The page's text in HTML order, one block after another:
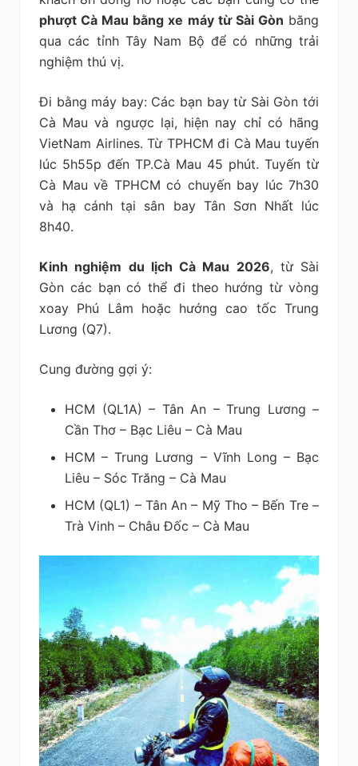
phượt Cà Mau bằng xe máy từ Sài Gòn băng
qua các tỉnh Tây Nam Bộ để có những trải
nghiệm thú vị.
Đi bằng máy bay: Các bạn bay từ Sài Gòn tới
Cà Mau và ngược lại, hiện nay chỉ có hãng
VietNam Airlines. Từ TPHCM đi Cà Mau tuyến
lúc 5h55p đến TP.Cà Mau 45 phút. Tuyến từ
Cà Mau về TPHCM có chuyến bay lúc 7h30
và hạ cánh tại sân bay Tân Sơn Nhất lúc
8h40.
Kinh nghiệm du lịch Cà Mau 2026, từ Sài
Gòn các bạn có thể đi theo hướng từ vòng
xoay Phú Lâm hoặc hướng cao tốc Trung
Lương (Q7).
Cung đường gợi ý:
HCM (QL1A) – Tân An – Trung Lương –
Cần Thơ – Bạc Liêu – Cà Mau
HCM – Trung Lương – Vĩnh Long – Bạc
Liêu – Sóc Trăng – Cà Mau
HCM (QL1) – Tân An – Mỹ Tho – Bến Tre –
Trà Vinh – Châu Đốc – Cà Mau